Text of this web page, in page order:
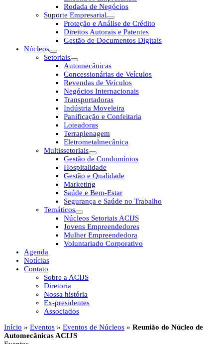
Rodada de Negócios
Suporte Empresarial
Proteção e Análise de Crédito
Direitos Autorais e Patentes
Gestão de Documentos Digitais
Núcleos
Setoriais
Automecânicas
Concessionárias de Veículos
Revendas de Veículos
Negócios Internacionais
Transportadoras
Indústria Moveleira
Panificação e Confeitaria
Loteadoras
Terraplenagem
Eletrometalmecânica
Multissetoriais
Gestão de Condomínios
Hospitalidade
Gestão e Qualidade
Marketing
Saúde e Bem-Estar
Segurança e Saúde no Trabalho
Temáticos
Núcleos Setoriais ACIJS
Jovens Empreendedores
Mulher Empreendedora
Voluntariado Corporativo
Agenda
Notícias
Contato
Sobre a ACIJS
Diretoria
Nossa história
Ex-presidentes
Associados
Início » Eventos » Eventos de Núcleos » Reunião do Núcleo de
Automecânicas ACIJS